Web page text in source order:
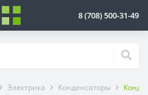
8 (708) 500-31-49
Электрика Конденсаторы